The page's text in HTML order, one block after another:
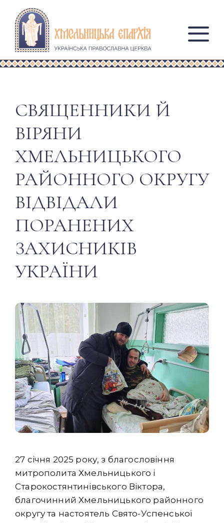
СВЯЩЕННИКИ Й
ВІРЯНИ
ХМЕЛЬНИЦЬКОГО
РАЙОННОГО ОКРУГУ
ВІДВІДАЛИ
ПОРАНЕНИХ
ЗАХИСНИКІВ
УКРАЇНИ
27 січня 2025 року, з благословіння
митрополита Хмельницького і
Старокостянтинівського Віктора,
благочинний Хмельницького районного
округу та настоятель Свято-Успенської